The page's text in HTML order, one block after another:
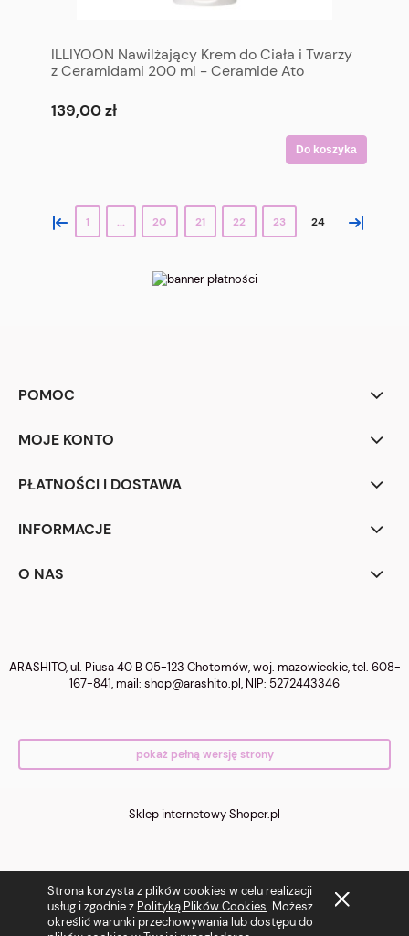
Strona korzysta z plików cookies w celu realizacji
usług i zgodnie z Polityką Plików Cookies. Możesz
określić warunki przechowywania lub dostępu do
ILLIYOON Nawilżający Krem do Ciała i Twarzy
z Ceramidami 200 ml - Ceramide Ato
139,00 zł
Do koszyka
« 1 ... 20 21 22 23 24 »
POMOC
MOJE KONTO
PŁATNOŚCI I DOSTAWA
INFORMACJE
O NAS
ARASHITO, ul. Piusa 40 B 05-123 Chotomów, woj. mazowieckie, tel. 608-
167-841, mail: shop@arashito.pl, NIP: 5272443346
pokaż pełną wersję strony
Sklep internetowy Shoper.pl